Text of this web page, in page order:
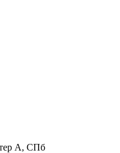
А, СПб